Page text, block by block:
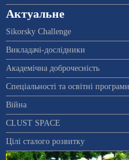
Актуальне
Sikorsky Challenge
Викладачі-дослідники
Академічна доброчесність
Спеціальності та освітні програми
Війна
CLUST SPACE
Цілі сталого розвитку